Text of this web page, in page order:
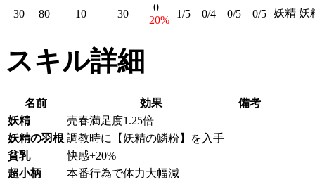
30
80 10 30
0
+20%
1/5 0/4 0/5 0/5 妖精 妖
スキル詳細
名前 効果
備考
妖精
売春満足度1.25倍
妖精の羽根 調教時に【妖精の鱗粉】を入手
貧乳
快感+20%
超小柄
本番行為で体力大幅減